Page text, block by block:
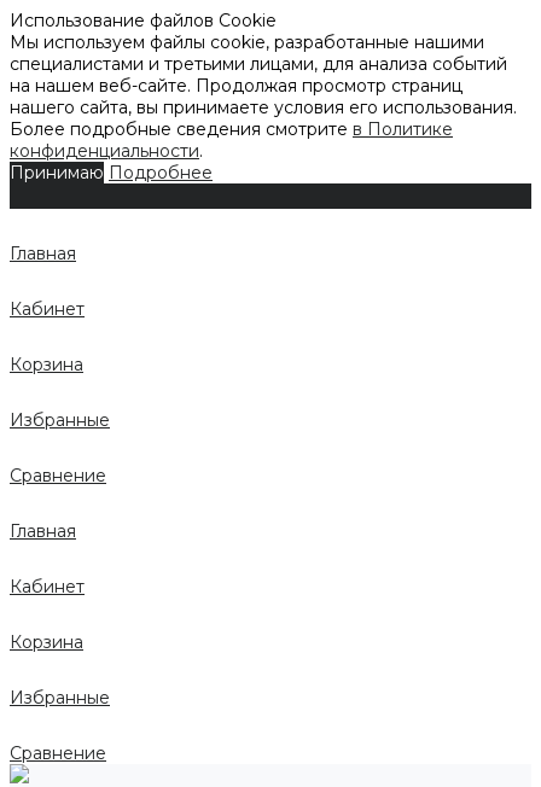
Использование файлов Cookie
Мы используем файлы cookie, разработанные нашими
специалистами и третьими лицами, для анализа событий
на нашем веб-сайте. Продолжая просмотр страниц
нашего сайта, вы принимаете условия его использования.
Более подробные сведения смотрите в Политике
конфиденциальности.
Принимаю Подробнее
Главная
Кабинет
Корзина
Избранные
Сравнение
Главная
Кабинет
Корзина
Избранные
Сравнение